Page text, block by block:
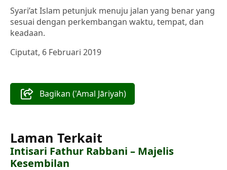
Syari’at Islam petunjuk menuju jalan yang benar yang
sesuai dengan perkembangan waktu, tempat, dan
keadaan.
Ciputat, 6 Februari 2019
Bagikan ('Amal Jāriyah)
Laman Terkait
Intisari Fathur Rabbani – Majelis
Kesembilan